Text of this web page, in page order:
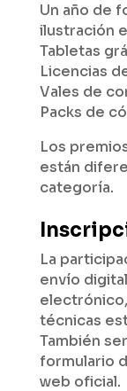
Un año de
ilustración
Tabletas
Licencias
Vales de
Packs de
Los
están
categoría.
La
envío
técnicas
También
formulario
web oficial.